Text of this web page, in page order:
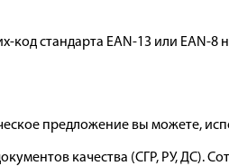
стандарта EAN-13 или EAN-
предложение вы можете,
качества (СГР, РУ, ДС).